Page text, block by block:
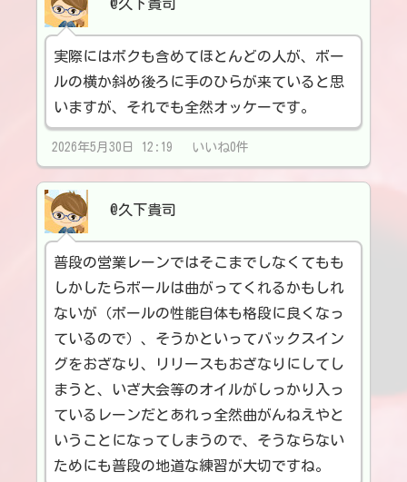
@久下貴司
実際にはボクも含めてほとんどの人が、ボー
ルの横か斜め後ろに手のひらが来ていると思
いますが、それでも全然オッケーです。
2026年5月30日 12:19 いいね0件
@久下貴司
普段の営業レーンではそこまでしなくてもも
しかしたらボールは曲がってくれるかもしれ
ないが（ボールの性能自体も格段に良くなっ
ているので）、そうかといってバックスイン
グをおざなり、リリースもおざなりにしてし
まうと、いざ大会等のオイルがしっかり入っ
ているレーンだとあれっ全然曲がんねえやと
いうことになってしまうので、そうならない
ためにも普段の地道な練習が大切ですね。